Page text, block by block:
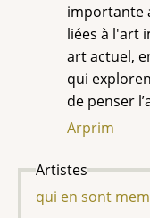
importante
liées à l'art
art actuel,
qui
de penser
Arprim
Artistes
qui en sont